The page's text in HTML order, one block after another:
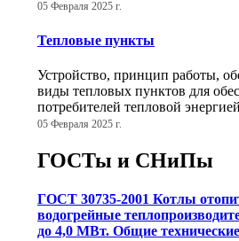
05 Февраля 2025 г.
Тепловые пункты
Устройство, принцип работы,
виды тепловых пунктов для
потребителей тепловой энергией
05 Февраля 2025 г.
ГОСТы и СНиПы
ГОСТ 30735-2001 Котлы
водогрейные
до 4,0 МВт. Общие